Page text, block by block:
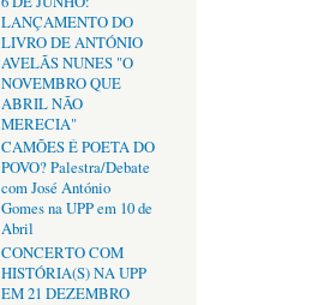
LANÇAMENTO DO
LIVRO DE ANTÓNIO
AVELÃS NUNES "O
NOVEMBRO QUE
ABRIL NÃO
MERECIA"
CAMÕES É POETA DO
POVO? Palestra/Debate
com José António
Gomes na UPP em 10 de
Abril
CONCERTO COM
HISTÓRIA(S) NA UPP
EM 21 DEZEMBRO